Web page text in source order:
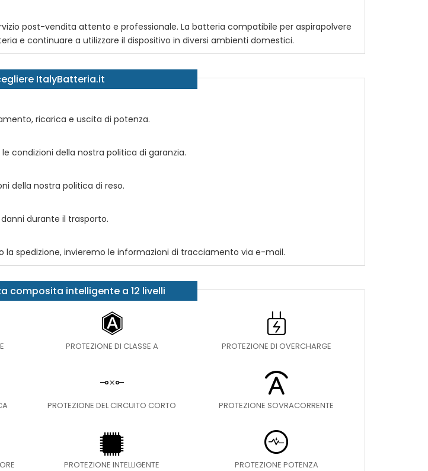
post-vendita attento e professionale. La batteria compatibile per aspirapolvere
e continuare a utilizzare il dispositivo in diversi ambienti domestici.
ItalyBatteria.it
ricarica e uscita di potenza.
condizioni della nostra politica di garanzia.
della nostra politica di reso.
durante il trasporto.
spedizione, invieremo le informazioni di tracciamento via e-mail.
composita intelligente a 12 livelli
PROTEZIONE DI CLASSE A PROTEZIONE DI OVERCHARGE
PROTEZIONE DEL CIRCUITO CORTO PROTEZIONE SOVRACORRENTE
PROTEZIONE INTELLIGENTE PROTEZIONE POTENZA